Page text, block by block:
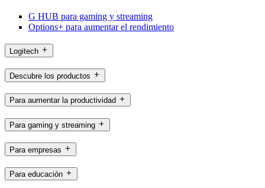
G HUB para gaming y streaming
Options+ para aumentar el rendimiento
Logitech
Descubre los productos
Para aumentar la productividad
Para gaming y streaming
Para empresas
Para educación